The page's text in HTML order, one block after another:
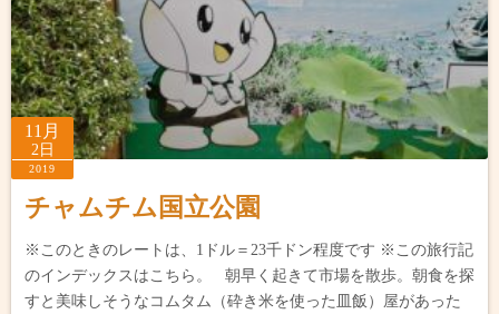
11月
2日
2019
チャムチム国立公園
※このときのレートは、1ドル＝23千ドン程度です ※この旅行記
のインデックスはこちら。 朝早く起きて市場を散歩。朝食を探
すと美味しそうなコムタム（砕き米を使った皿飯）屋があった